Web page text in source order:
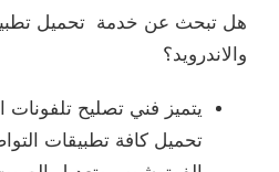
هل تبحث عن خدمة تحميل
والاندرويد؟
يتميز فني تصليح تلفونات
تحميل كافة تطبيقات